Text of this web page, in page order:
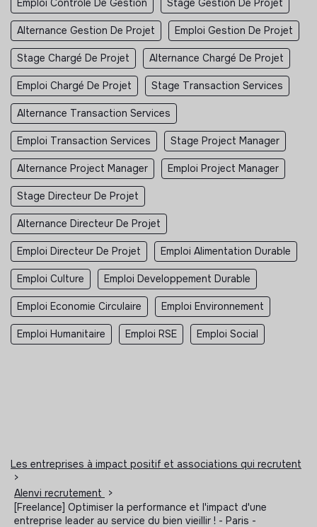
Alternance Gestion De Projet Emploi Gestion De Projet
Stage Chargé De Projet Alternance Chargé De Projet
Emploi Chargé De Projet Stage Transaction Services
Alternance Transaction Services
Emploi Transaction Services Stage Project Manager
Alternance Project Manager Emploi Project Manager
Stage Directeur De Projet
Alternance Directeur De Projet
Emploi Directeur De Projet Emploi Alimentation Durable
Emploi Culture Emploi Developpement Durable
Emploi Economie Circulaire Emploi Environnement
Emploi Humanitaire Emploi RSE Emploi Social
Les entreprises à impact positif et associations qui recrutent
>
Alenvi recrutement
>
[Freelance] Optimiser la performance et l'impact d'une
entreprise leader au service du bien vieillir ! - Paris -